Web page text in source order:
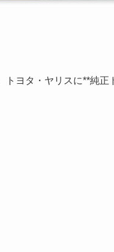
ヨタ・ヤリスに**純